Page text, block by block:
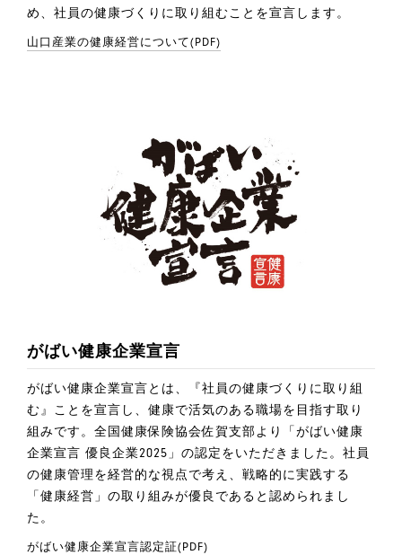
め、社員の健康づくりに取り組むことを宣言します。
山口産業の健康経営について(PDF)
がばい健康企業宣言
がばい健康企業宣言とは、『社員の健康づくりに取り組
む』ことを宣言し、健康で活気のある職場を目指す取り
組みです。全国健康保険協会佐賀支部より「がばい健康
企業宣言 優良企業2025」の認定をいただきました。社員
の健康管理を経営的な視点で考え、戦略的に実践する
「健康経営」の取り組みが優良であると認められまし
た。
がばい健康企業宣言認定証(PDF)